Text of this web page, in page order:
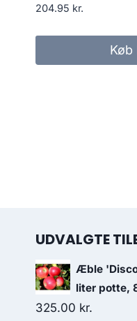
204.95 kr.
Køb
UDVALGTE
Æble
liter potte,
325.00 kr.